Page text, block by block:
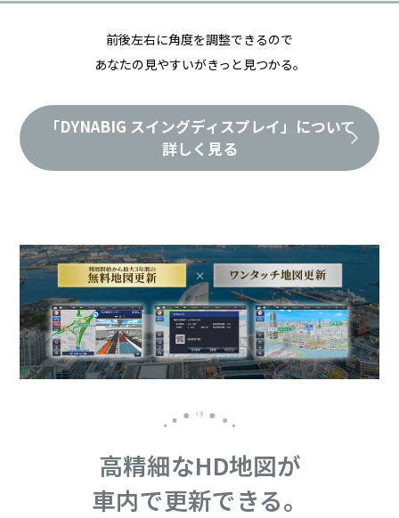
前後左右に角度を調整できるので
あなたの見やすいがきっと見つかる。
「DYNABIG スイングディスプレイ」について
詳しく見る
高精細なHD地図が
車内で更新できる。